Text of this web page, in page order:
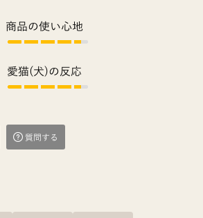
商品の使い心地
愛猫(犬)の反応
質問する